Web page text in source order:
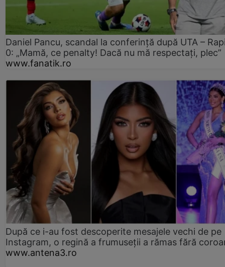
Daniel Pancu, scandal la conferință după UTA –
0: „Mamă, ce penalty! Dacă nu mă respectați, plec”
www.fanatik.ro
După ce i-au fost descoperite mesajele vechi de pe
Instagram, o regină a frumuseții a rămas fără
www.antena3.ro